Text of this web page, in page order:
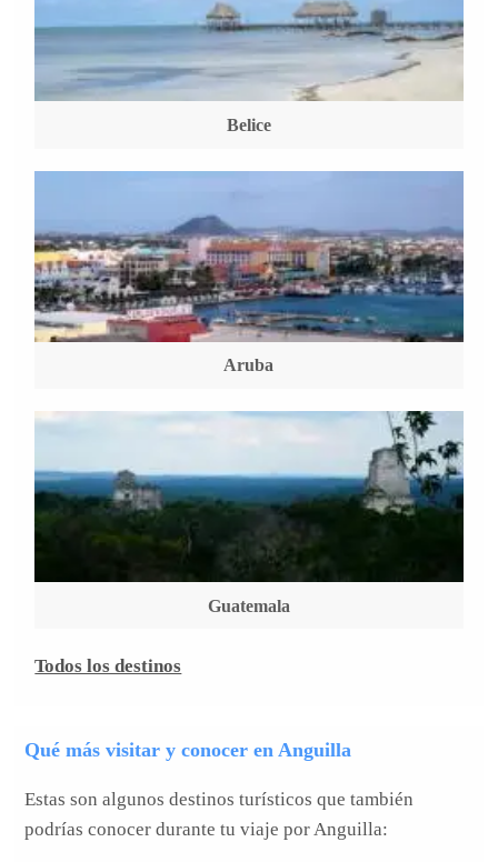
Belice
Aruba
Guatemala
Todos los destinos
Qué más visitar y conocer en Anguilla
Estas son algunos destinos turísticos que también
podrías conocer durante tu viaje por Anguilla: